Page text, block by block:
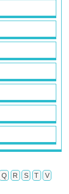
Q R S T
V